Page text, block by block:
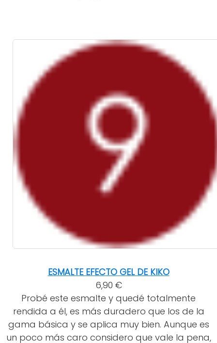
ESMALTE EFECTO GEL DE KIKO
6,90 €
Probé este esmalte y quedé totalmente
rendida a él, es más duradero que los de la
gama básica y se aplica muy bien. Aunque es
un poco más caro considero que vale la pena,